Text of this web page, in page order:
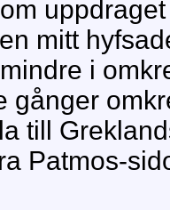
mitt
i
gånger
till
Patmos-